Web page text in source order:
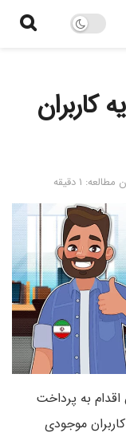
کاربران
۱ دقیقه
به پرداخت
موجودی